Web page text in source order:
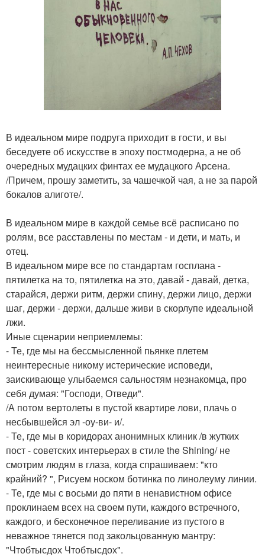
В идеальном мире подруга приходит в гости, и вы
беседуете об искусстве в эпоху постмодерна, а не об
очередных мудацких финтах ее мудацкого Арсена.
/Причем, прошу заметить, за чашечкой чая, а не за парой
бокалов алиготе/.
В идеальном мире в каждой семье всё расписано по
ролям, все расставлены по местам - и дети, и мать, и
отец.
В идеальном мире все по стандартам госплана -
пятилетка на то, пятилетка на это, давай - давай, детка,
старайся, держи ритм, держи спину, держи лицо, держи
шаг, держи - держи, дальше живи в скорлупе идеальной
лжи.
Иные сценарии неприемлемы:
- Те, где мы на бессмысленной пьянке плетем
неинтересные никому истерические исповеди,
заискивающе улыбаемся сальностям незнакомца, про
себя думая: "Господи, Отведи".
/А потом вертолеты в пустой квартире лови, плачь о
несбывшейся эл -оу-ви- и/.
- Те, где мы в коридорах анонимных клиник /в жутких
пост - советских интерьерах в стиле the Shining/ не
смотрим людям в глаза, когда спрашиваем: "кто
крайний? ", Рисуем носком ботинка по линолеуму линии.
- Те, где мы с восьми до пяти в ненавистном офисе
проклинаем всех на своем пути, каждого встречного,
каждого, и бесконечное переливание из пустого в
неважное тянется под закольцованную мантру:
"Чтобтысдох Чтобтысдох".